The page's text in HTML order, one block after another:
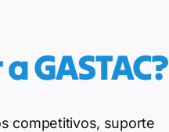
GASTAC?
competitivos, suporte